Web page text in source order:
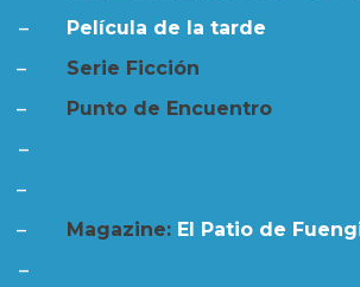
–
Película de la tarde
–
Serie Ficción
–
Punto de Encuentro
–
–
– Magazine: El Patio de
–